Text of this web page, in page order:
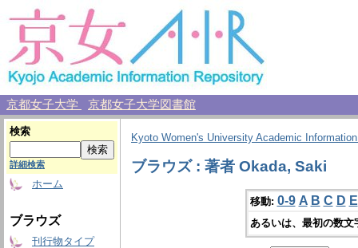
京都女子大学 京都女子大学図書館
検索
詳細検索
ホーム
ブラウズ
刊行物タイプ
Kyoto Women's University Academic
ブラウズ : 著者 Okada, Saki
移動: 0-9 A B C D E
あるいは、最初の数